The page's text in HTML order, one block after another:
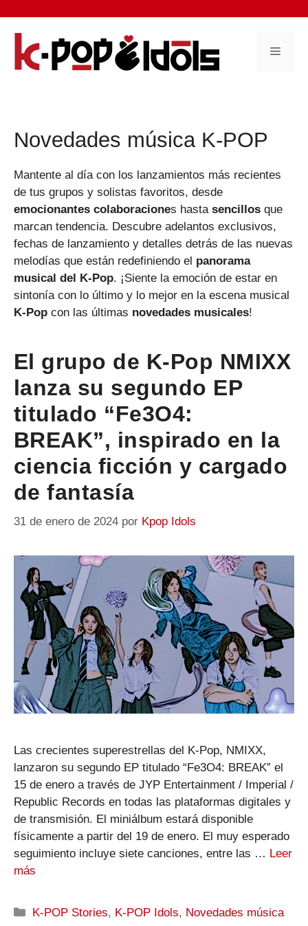
contenido
Menú
Novedades música K-POP
Mantente al día con los lanzamientos más recientes
de tus grupos y solistas favoritos, desde
emocionantes colaboraciones hastasencillos que
marcan tendencia. Descubre adelantos exclusivos,
fechas de lanzamiento y detalles detrás de las nuevas
melodías que están redefiniendo el panorama
musical del K-Pop. ¡Siente la emoción de estar en
sintonía con lo último y lo mejor en la escena musical
K-Pop con las últimas novedades musicales!
El grupo de K-Pop NMIXX
lanza su segundo EP
titulado “Fe3O4:
BREAK”, inspirado en la
ciencia ficción y cargado
de fantasía
31 de enero de 2024 por Kpop Idols
Las crecientes superestrellas del K-Pop, NMIXX,
lanzaron su segundo EP titulado “Fe3O4: BREAK” el
15 de enero a través de JYP Entertainment / Imperial /
Republic Records en todas las plataformas digitales y
de transmisión. El miniálbum estará disponible
físicamente a partir del 19 de enero. El muy esperado
seguimiento incluye siete canciones, entre las … Leer
más
Categorías
K-POP Stories, K-POP Idols, Novedades música